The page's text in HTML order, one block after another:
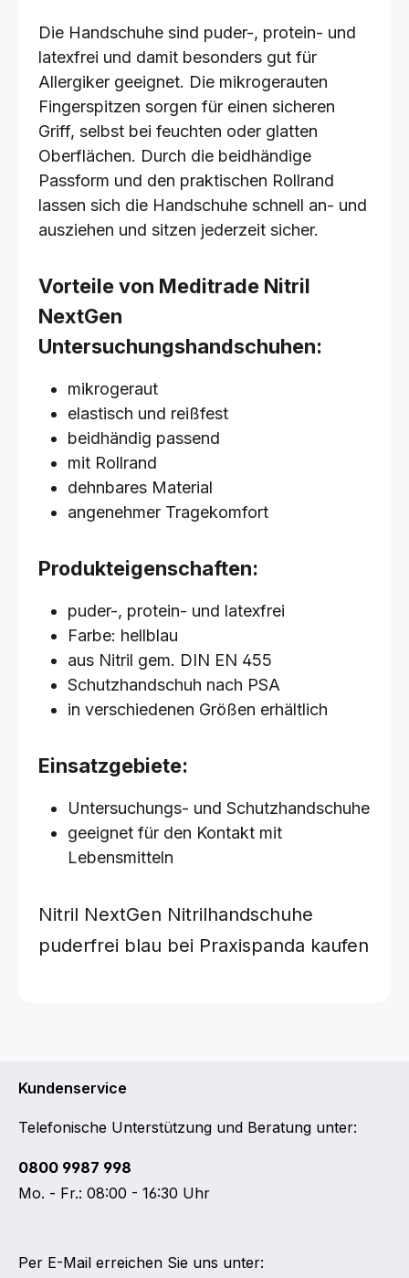
Die Handschuhe sind puder-, protein- und
latexfrei und damit besonders gut für
Allergiker geeignet. Die mikrogerauten
Fingerspitzen sorgen für einen sicheren
Griff, selbst bei feuchten oder glatten
Oberflächen. Durch die beidhändige
Passform und den praktischen Rollrand
lassen sich die Handschuhe schnell an- und
ausziehen und sitzen jederzeit sicher.
Vorteile von Meditrade Nitril
NextGen
Untersuchungshandschuhen:
mikrogeraut
elastisch und reißfest
beidhändig passend
mit Rollrand
dehnbares Material
angenehmer Tragekomfort
Produkteigenschaften:
puder-, protein- und latexfrei
Farbe: hellblau
aus Nitril gem. DIN EN 455
Schutzhandschuh nach PSA
in verschiedenen Größen erhältlich
Einsatzgebiete:
Untersuchungs- und Schutzhandschuhe
geeignet für den Kontakt mit
Lebensmitteln
Nitril NextGen Nitrilhandschuhe
puderfrei blau bei Praxispanda kaufen
Kundenservice
Telefonische Unterstützung und Beratung unter:
0800 9987 998
Mo. - Fr.: 08:00 - 16:30 Uhr
Per E-Mail erreichen Sie uns unter: